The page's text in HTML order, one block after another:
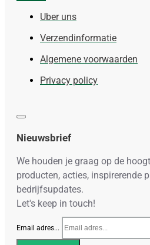
Uber uns
Verzendinformatie
Algemene voorwaarden
Privacy policy
Nieuwsbrief
We houden je graag op de
producten, acties, inspirerende
bedrijfsupdates.
Let's keep in touch!
Email adres...